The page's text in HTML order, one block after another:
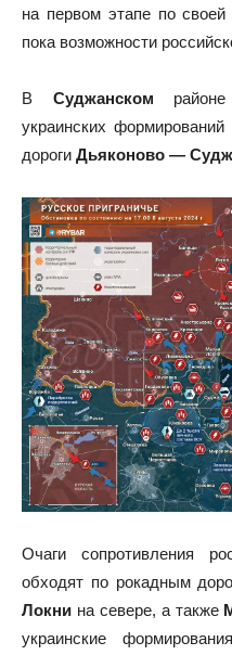
на первом этапе по своей
пока возможности
В Суджанском районе
украинских
дороги Дьяконово —
Очаги сопротивления
обходят по рокадным
Локни на севере, а также
украинские